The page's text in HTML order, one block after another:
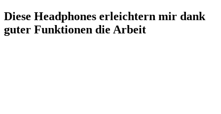
Diese Headphones erleichtern mir dank
guter Funktionen die Arbeit